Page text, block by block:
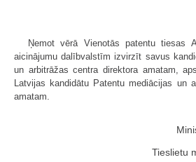
Ņemot vērā Vienotās patentu tiesas
aicinājumu dalībvalstīm izvirzīt savus
un arbitrāžas centra direktora amatam,
Latvijas kandidātu Patentu mediācijas un
amatam.
Tieslietu